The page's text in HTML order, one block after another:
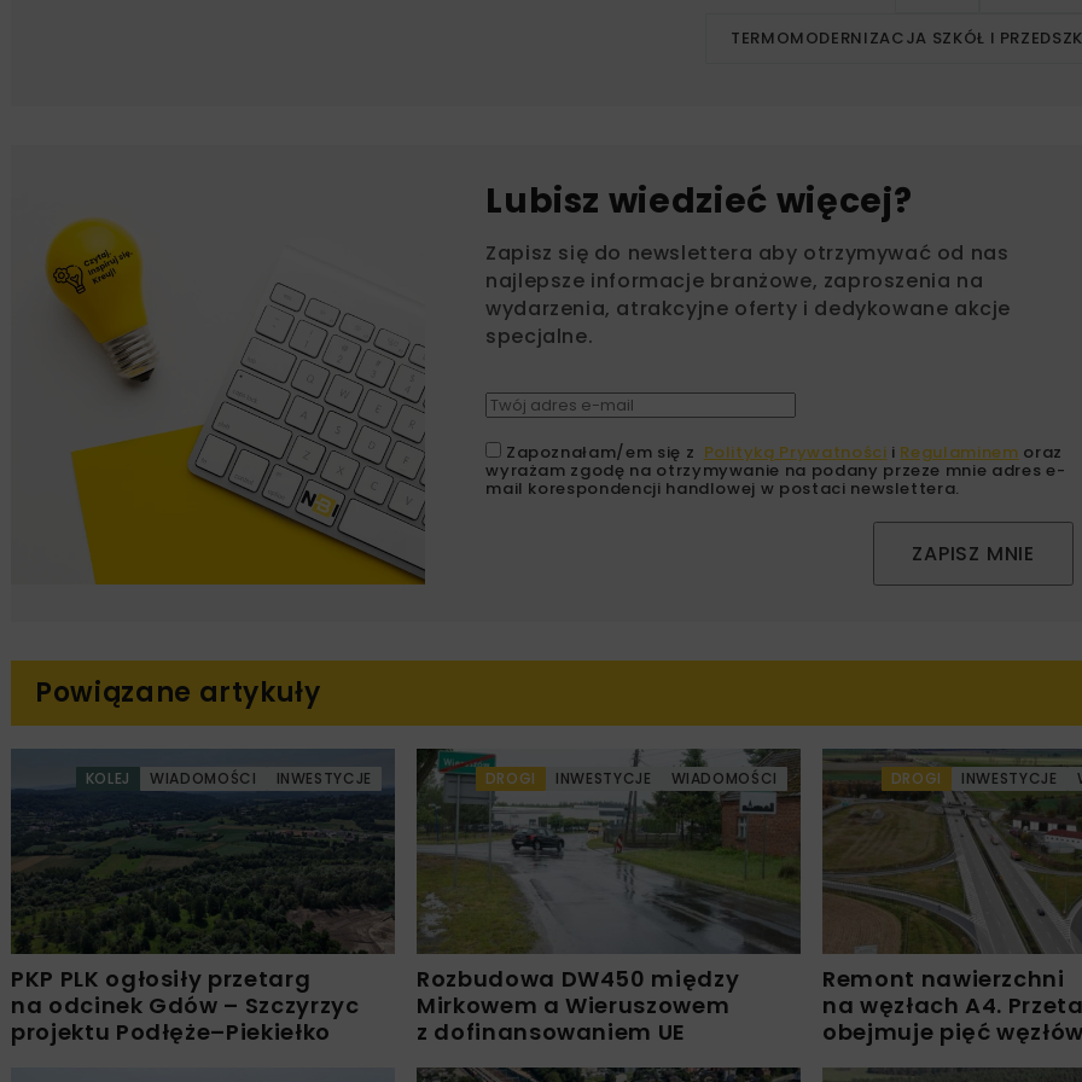
TERMOMODERNIZACJA SZKÓŁ I
Lubisz wiedzieć więcej?
Zapisz się do newslettera aby otrzymywać od nas
najlepsze informacje branżowe, zaproszenia na
wydarzenia, atrakcyjne oferty i dedykowane akcje
specjalne.
Zapoznałam/em się z Polityką Prywatności i Regulaminem oraz
wyrażam zgodę na otrzymywanie na podany przeze mnie adres e-
mail korespondencji handlowej w postaci newslettera.
ZAPISZ MNIE
Powiązane artykuły
KOLEJ WIADOMOŚCI INWESTYCJE
PKP PLK ogłosiły przetarg
na odcinek Gdów – Szczyrzyc
projektu Podłęże–Piekiełko
DROGI INWESTYCJE WIADOMOŚCI
Rozbudowa DW450 między
Mirkowem a Wieruszowem
z dofinansowaniem UE
DROGI INWESTYCJE
Remont nawierzchni
na węzłach A4.
obejmuje pięć